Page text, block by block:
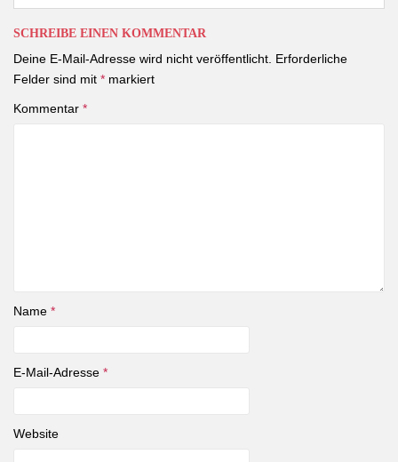
SCHREIBE EINEN KOMMENTAR
Deine E-Mail-Adresse wird nicht veröffentlicht. Erforderliche
Felder sind mit * markiert
Kommentar *
Name *
E-Mail-Adresse *
Website